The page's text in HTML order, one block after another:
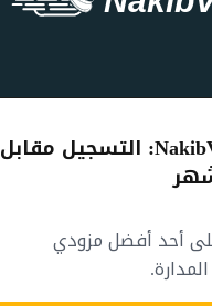
خصم NakibVPS: التسجيل مقابل
على أحد أفضل مزودي